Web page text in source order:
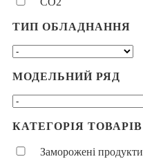
ТИП ОБЛАДНАННЯ
МОДЕЛЬНИЙ РЯД
КАТЕГОРІЯ ТОВАРІВ
Заморожені продукти